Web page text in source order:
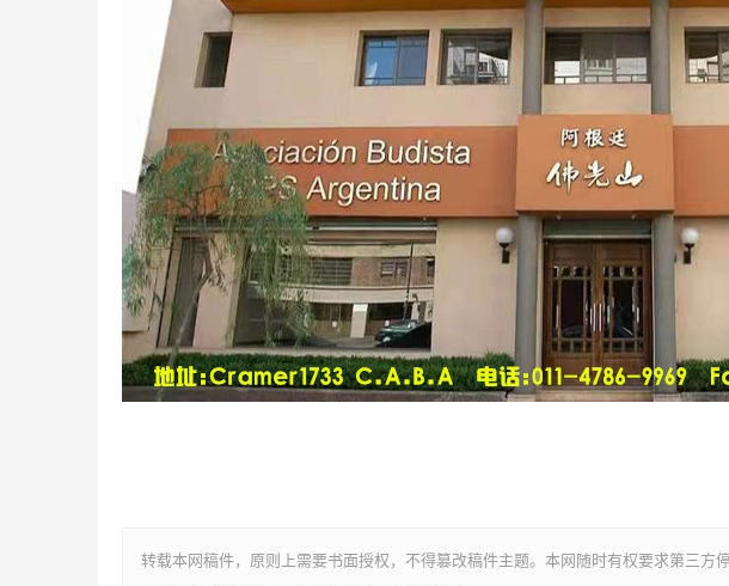
转载本网稿件，原则上需要书面授权，不得篡改稿件主题。本网随时有权要求第三方停